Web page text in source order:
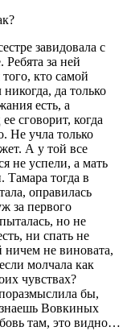
завидовала с
Ребята за ней
кто самой
да только
есть, а
сговорит, когда
Не учла только
А у той все
не успели, а мать
Тамара тогда в
оправилась
за первого
но не
ни спать не
ничем не виновата,
молчала как
чувствах?
бы,
Вовкиных
там, это видно…